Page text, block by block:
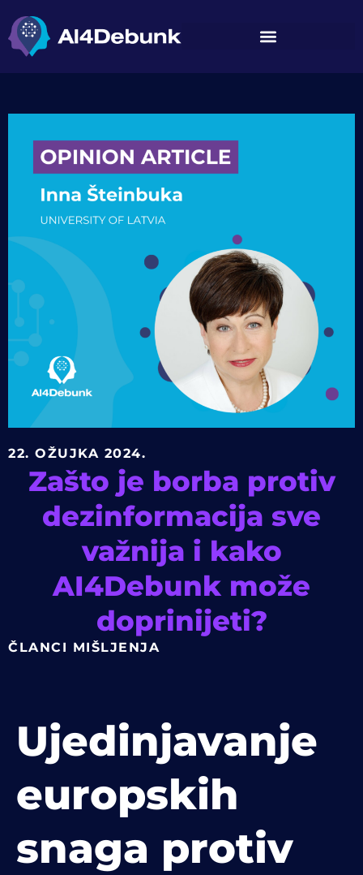
22. OŽUJKA 2024.
Zašto je borba protiv
dezinformacija sve
važnija i kako
AI4Debunk može
doprinijeti?
ČLANCI MIŠLJENJA
Ujedinjavanje
europskih
snaga protiv